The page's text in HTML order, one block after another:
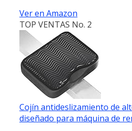
Ver en Amazon
TOP VENTAS No. 2
Cojín antideslizamiento de
diseñado para máquina de